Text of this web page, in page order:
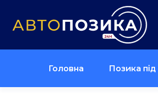
Головна Позика